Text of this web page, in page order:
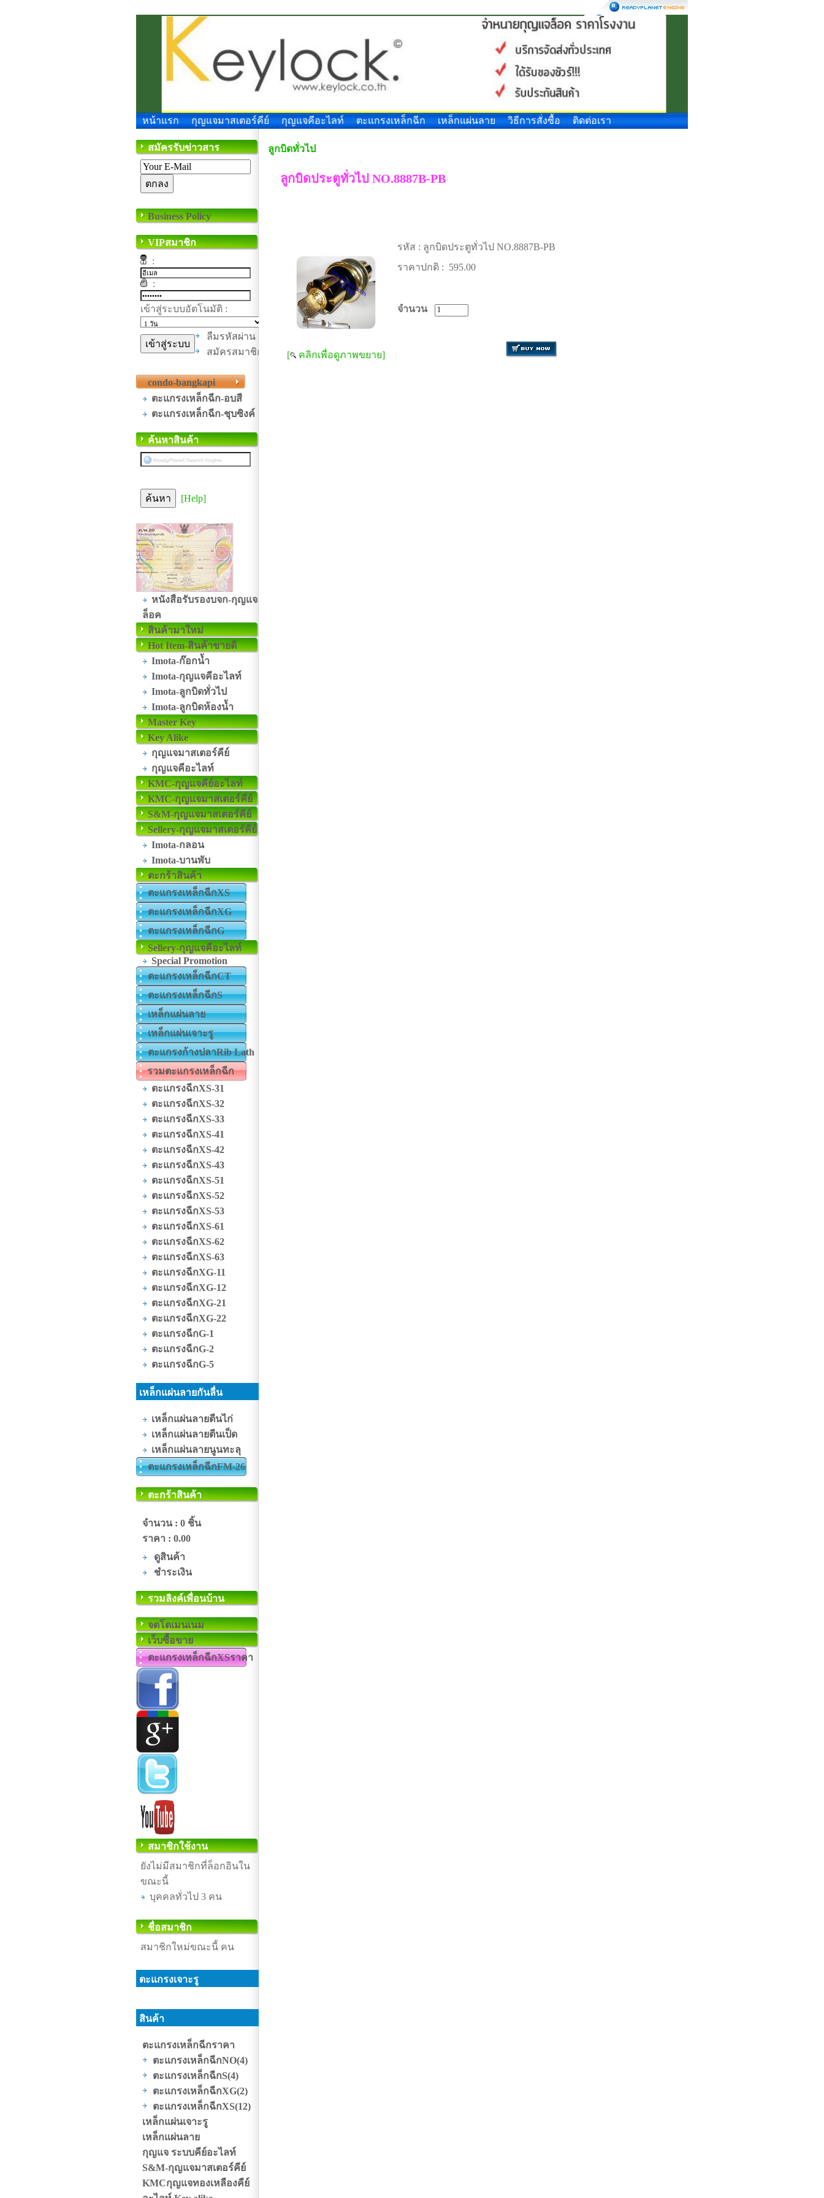
หน้าแรก กุญแจมาสเตอร์คีย์ กุญแจคีอะไลท์ ตะแกรงเหล็กฉีก เหล็กแผ่นลาย วิธีการสั่งซื้อ ติดต่อเรา
สมัครรับข่าวสาร
Business Policy
VIPสมาชิก
:
:
เข้าสู่ระบบอัตโนมัติ :
ลืมรหัสผ่าน
สมัครสมาชิก
condo-bangkapi
ตะแกรงเหล็กฉีก-อบสี
ตะแกรงเหล็กฉีก-ชุบซิงค์
ค้นหาสินค้า
[Help]
หนังสือรับรองบจก-กุญแจ
ล็อค
สินค้ามาใหม่
Hot Item-สินค้าขายดี
Imota-ก๊อกน้ำ
Imota-กุญแจคีอะไลท์
Imota-ลูกบิดทั่วไป
Imota-ลูกบิดห้องน้ำ
Master Key
Key Alike
กุญแจมาสเตอร์คีย์
กุญแจคีอะไลท์
KMC-กุญแจคีย์อะไลท์
KMC-กุญแจมาสเตอร์คีย์
S&M-กุญแจมาสเตอร์คีย์
Sellery-กุญแจมาสเตอร์คีย์
Imota-กลอน
Imota-บานพับ
ตะกร้าสินค้า่
ตะแกรงเหล็กฉีกXS
ตะแกรงเหล็กฉีกXG
ตะแกรงเหล็กฉีกG
Sellery-กุญแจคีอะไลท์
Special Promotion
ตะแกรงเหล็กฉีกCT
ตะแกรงเหล็กฉีกS
เหล็กแผ่นลาย
เหล็กแผ่นเจาะรู
ตะแกรงก้างปลาRib Lath
รวมตะแกรงเหล็กฉีก
ตะแกรงฉีกXS-31
ตะแกรงฉีกXS-32
ตะแกรงฉีกXS-33
ตะแกรงฉีกXS-41
ตะแกรงฉีกXS-42
ตะแกรงฉีกXS-43
ตะแกรงฉีกXS-51
ตะแกรงฉีกXS-52
ตะแกรงฉีกXS-53
ตะแกรงฉีกXS-61
ตะแกรงฉีกXS-62
ตะแกรงฉีกXS-63
ตะแกรงฉีกXG-11
ตะแกรงฉีกXG-12
ตะแกรงฉีกXG-21
ตะแกรงฉีกXG-22
ตะแกรงฉีกG-1
ตะแกรงฉีกG-2
ตะแกรงฉีกG-5
เหล็กแผ่นลายกันลื่น
เหล็กแผ่นลายตีนไก่
เหล็กแผ่นลายตีนเป็ด
เหล็กแผ่นลายนูนทะลุ
ตะแกรงเหล็กฉีกFM-26
ตะกร้าสินค้า
จำนวน : 0 ชิ้น
ราคา : 0.00
ดูสินค้า
ชำระเงิน
รวมลิงค์เพื่อนบ้าน
จดโดเมนเนม
เว็บซื้อขาย
ตะแกรงเหล็กฉีกXSราคา
สมาชิกใช้งาน
ยังไม่มีสมาชิกที่ล็อกอินใน
ขณะนี้
บุคคลทั่วไป 3 คน
ชื่อสมาชิก
สมาชิกใหม่ขณะนี้ คน
ตะแกรงเจาะรู
สินค้า
ตะแกรงเหล็กฉีกราคา
ตะแกรงเหล็กฉีกNO(4)
ตะแกรงเหล็กฉีกS(4)
ตะแกรงเหล็กฉีกXG(2)
ตะแกรงเหล็กฉีกXS(12)
เหล็กแผ่นเจาะรู
เหล็กแผ่นลาย
กุญแจ ระบบคีย์อะไลท์
S&M-กุญแจมาสเตอร์คีย์
KMCกุญแจทองเหลืองคีย์
ลูกบิดทั่วไป
ลูกบิดประตูทั่วไป NO.8887B-PB
[ คลิกเพื่อดูภาพขยาย]
รหัส : ลูกบิดประตูทั่วไป NO.8887B-PB
ราคาปกติ : 595.00
จำนวน